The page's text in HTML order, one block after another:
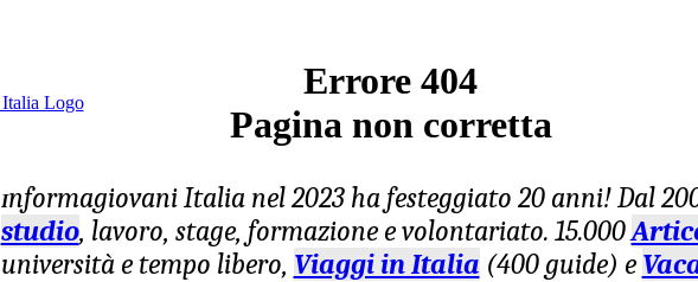
Errore 404
Pagina non corretta
InformagiovaniItalia nel 2023 ha festeggiato 20 anni! Dal
studio, lavoro, stage, formazione e volontariato. 15.000
università e tempo libero, Viaggi in Italia (400 guide) e